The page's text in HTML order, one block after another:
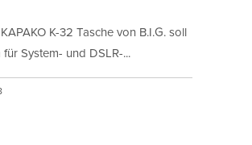
K-32 Tasche von B.I.G. soll
für System- und DSLR-...